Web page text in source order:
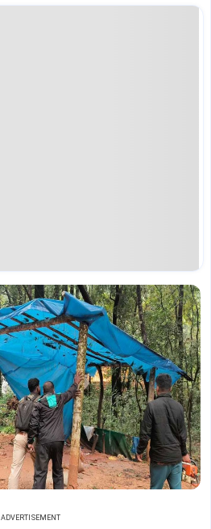
ADVERTISEMENT